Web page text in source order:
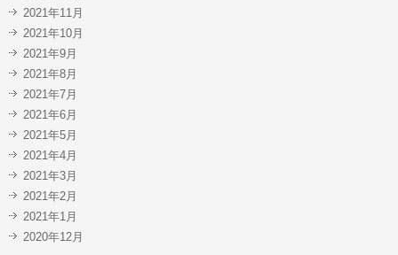
2021年11月
2021年10月
2021年9月
2021年8月
2021年7月
2021年6月
2021年5月
2021年4月
2021年3月
2021年2月
2021年1月
2020年12月